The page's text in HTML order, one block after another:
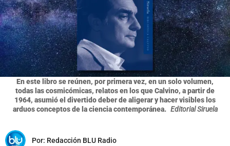
En este libro se reúnen, por primera vez, en un solo volumen,
todas las cosmicómicas, relatos en los que Calvino, a partir de
1964, asumió el divertido deber de aligerar y hacer visibles los
arduos conceptos de la ciencia contemporánea. Editorial Siruela
Por: Redacción BLU Radio